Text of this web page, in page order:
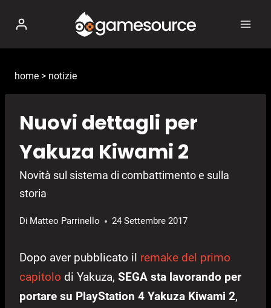
contenuto
home > notizie
Nuovi dettagli per
Yakuza Kiwami 2
Novità sul sistema di combattimento e sulla
storia
Di Matteo Parrinello 24 Settembre 2017
Dopo aver pubblicato il remake del primo
capitolo di Yakuza, SEGA sta lavorando per
portare su PlayStation 4 Yakuza Kiwami 2,